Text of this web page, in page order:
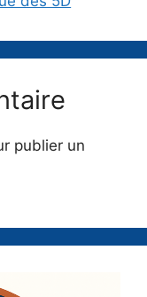
publier un